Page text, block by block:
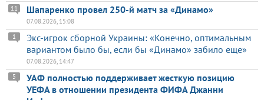
Шапаренко провел 250-й матч за «Динамо»
11
07.08.2026, 15:08
Экс-игрок сборной Украины: «Конечно, оптимальным
вариантом было бы, если бы «Динамо» забило еще»
1
07.08.2026, 14:47
УАФ полностью поддерживает жесткую позицию
УЕФА в отношении президента ФИФА Джанни
5